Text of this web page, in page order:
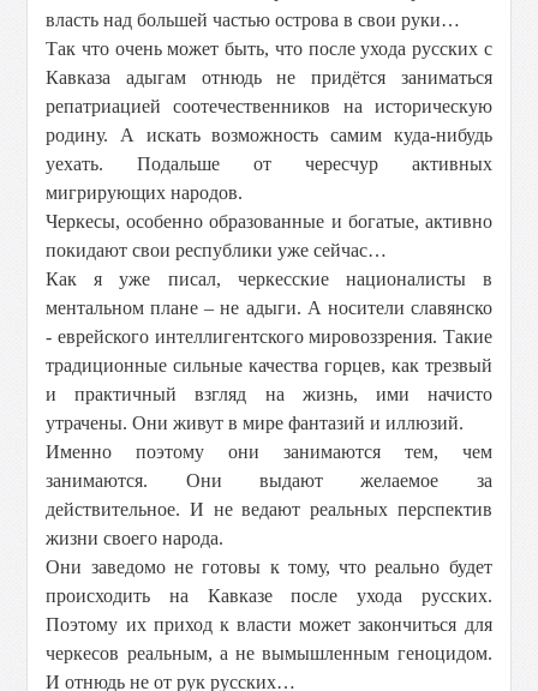
власть над большей частью острова в свои руки…
Так что очень может быть, что после ухода русских с
Кавказа адыгам отнюдь не придётся заниматься
репатриацией соотечественников на историческую
родину. А искать возможность самим куда-нибудь
уехать. Подальше от чересчур активных
мигрирующих народов.
Черкесы, особенно образованные и богатые, активно
покидают свои республики уже сейчас…
Как я уже писал, черкесские националисты в
ментальном плане – не адыги. А носители славянско
- еврейского интеллигентского мировоззрения. Такие
традиционные сильные качества горцев, как трезвый
и практичный взгляд на жизнь, ими начисто
утрачены. Они живут в мире фантазий и иллюзий.
Именно поэтому они занимаются тем, чем
занимаются. Они выдают желаемое за
действительное. И не ведают реальных перспектив
жизни своего народа.
Они заведомо не готовы к тому, что реально будет
происходить на Кавказе после ухода русских.
Поэтому их приход к власти может закончиться для
черкесов реальным, а не вымышленным геноцидом.
И отнюдь не от рук русских…